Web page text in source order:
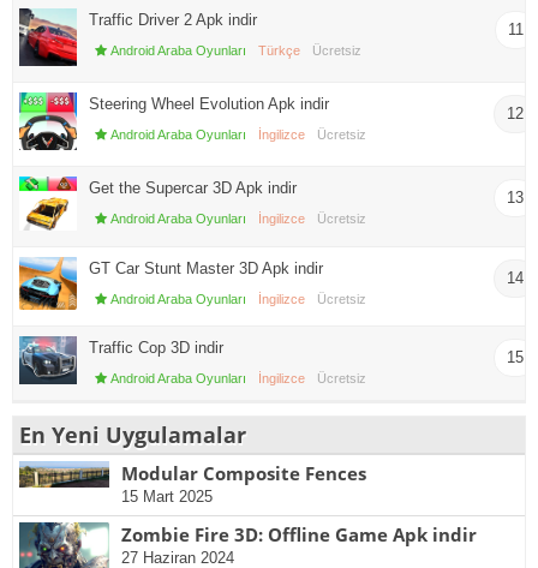
Traffic Driver 2 Apk indir
Android Araba Oyunları Türkçe Ücretsiz
11
Steering Wheel Evolution Apk indir
Android Araba Oyunları İngilizce Ücretsiz
12
Get the Supercar 3D Apk indir
Android Araba Oyunları İngilizce Ücretsiz
13
GT Car Stunt Master 3D Apk indir
Android Araba Oyunları İngilizce Ücretsiz
14
Traffic Cop 3D indir
Android Araba Oyunları İngilizce Ücretsiz
15
En Yeni Uygulamalar
Modular Composite Fences
15 Mart 2025
Zombie Fire 3D: Offline Game Apk indir
27 Haziran 2024